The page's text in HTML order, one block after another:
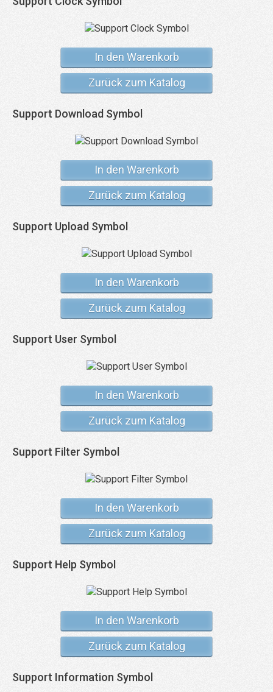
In den Warenkorb
Zurück zum Katalog
Support Download Symbol
In den Warenkorb
Zurück zum Katalog
Support Upload Symbol
In den Warenkorb
Zurück zum Katalog
Support User Symbol
In den Warenkorb
Zurück zum Katalog
Support Filter Symbol
In den Warenkorb
Zurück zum Katalog
Support Help Symbol
In den Warenkorb
Zurück zum Katalog
Support Information Symbol